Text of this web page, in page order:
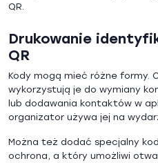
QR.
Drukowanie
QR
Kody mogą mieć różne formy.
wykorzystują je do wymiany
lub dodawania kontaktów w
organizator używa jej na
Można też dodać specjalny
ochrona, a który umożliwi